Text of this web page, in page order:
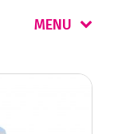
MENU